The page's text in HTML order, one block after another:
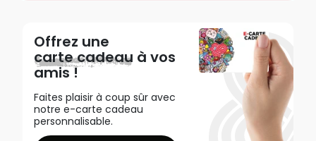
Offrez une
carte cadeau à vos
amis !
Faites plaisir à coup sûr avec
notre e-carte cadeau
personnalisable.